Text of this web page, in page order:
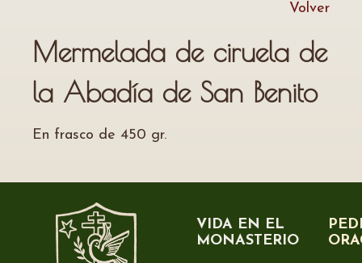
Volver
Mermelada de ciruela de
la Abadía de San Benito
En frasco de 450 gr.
VIDA EN EL
MONASTERIO